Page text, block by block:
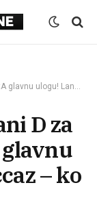
Troccaz – ko mijenja Šmita?
D za
– ko